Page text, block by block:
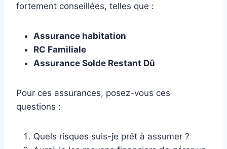
fortement conseillées, telles que :
Assurance habitation
RC Familiale
Assurance Solde Restant Dû
Pour ces assurances, posez-vous ces
questions :
Quels risques suis-je prêt à assumer ?